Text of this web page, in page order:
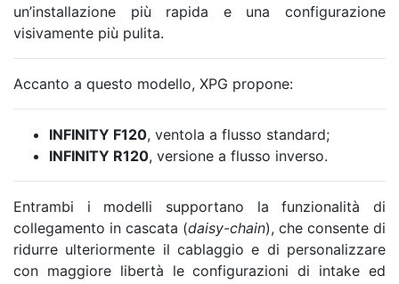
un’installazione più rapida e una configurazione
visivamente più pulita.
Accanto a questo modello, XPG propone:
INFINITY F120, ventola a flusso standard;
INFINITY R120, versione a flusso inverso.
Entrambi i modelli supportano la funzionalità di
collegamento in cascata (daisy-chain), che consente di
ridurre ulteriormente il cablaggio e di personalizzare
con maggiore libertà le configurazioni di intake ed